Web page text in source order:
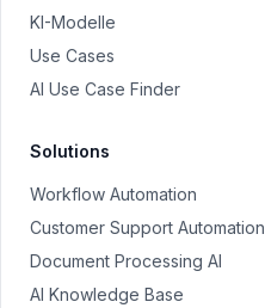
KI-Modelle
Use Cases
AI Use Case Finder
Solutions
Workflow Automation
Customer Support Automation
Document Processing AI
AI Knowledge Base